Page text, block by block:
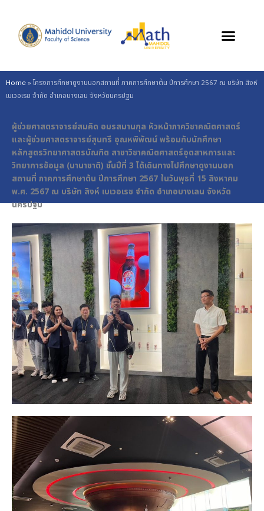
content
Home»โครงการศึกษาดูงานนอกสถานที่ ภาคการศึกษาต้น ปีการศึกษา 2567 ณ บริษัท สิงห์
เบเวอเรช จำกัด อำเภอบางเลน จังหวัดนครปฐม
ผู้ช่วยศาสตราจารย์สมคิด อมรสมานกุล หัวหน้าภาควิชาคณิตศาสตร์
และผู้ช่วยศาสตราจารย์สุนทรี อุณหพิพัฒน์ พร้อมกับนักศึกษา
หลักสูตรวิทยาศาสตรบัณฑิต สาขาวิชาคณิตศาสตร์อุตสาหการและ
วิทยาการข้อมูล (นานาชาติ) ชั้นปีที่ 3 ได้เดินทางไปศึกษาดูงานนอก
สถานที่ ภาคการศึกษาต้น ปีการศึกษา 2567 ในวันพุธที่ 15 สิงหาคม
พ.ศ. 2567 ณ บริษัท สิงห์ เบเวอเรช จำกัด อำเภอบางเลน จังหวัด
นครปฐม